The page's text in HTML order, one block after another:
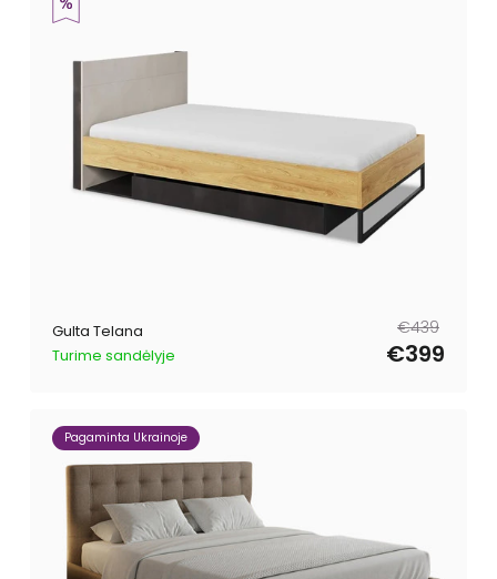
Gulta Telana
Turime sandėlyje
Parastā€439
Pārdošanas
€399
Pagaminta Ukrainoje